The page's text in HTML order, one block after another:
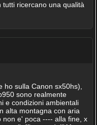
ricercano una qualità
ho sulla Canon sx50hs),
sono realmente
e condizioni ambientali
alta montagna con aria
non e' poca ---- alla fine, x